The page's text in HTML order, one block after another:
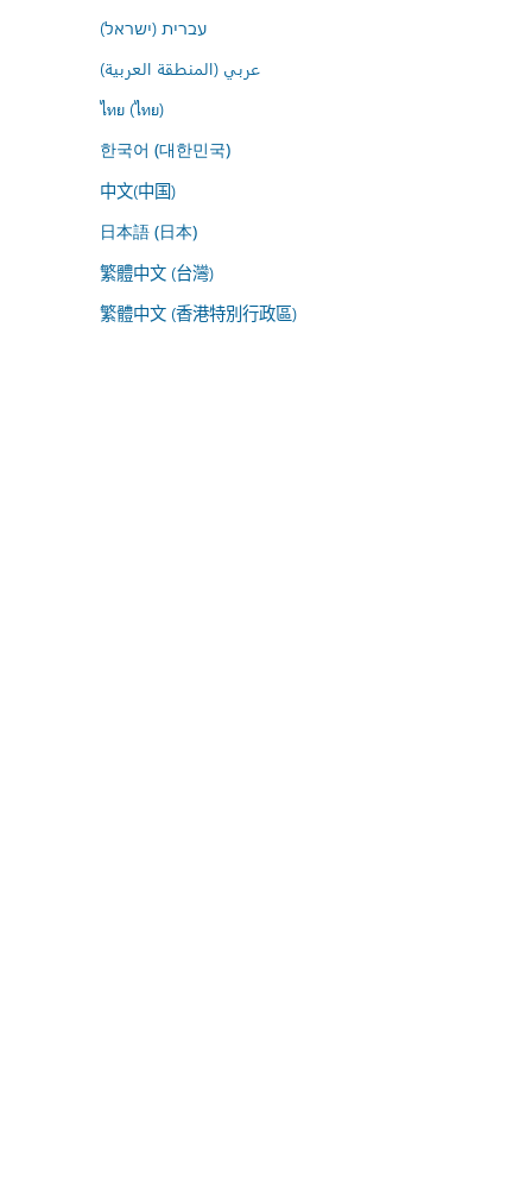
עברית (ישראל)
عربي (المنطقة العربية)
ไทย (ไทย)
한국어 (대한민국)
中文(中国)
日本語 (日本)
繁體中文 (台灣)
繁體中文 (香港特別行政區)